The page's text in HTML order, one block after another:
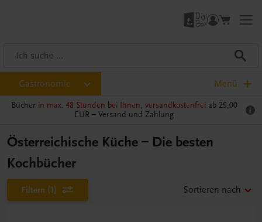
Gastronomie Menü
Bücher in max. 48 Stunden bei Ihnen, versandkostenfrei ab 29,00
EUR – Versand und Zahlung
Österreichische Küche – Die besten
Kochbücher
Filtern (1) Sortieren nach